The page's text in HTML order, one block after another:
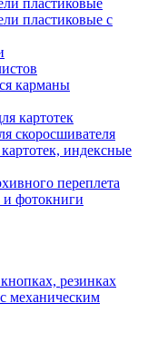
пластиковые
пластиковые с
карманы
картотек
скоросшивателя
индексные
переплета
фотокниги
резинках
механическим